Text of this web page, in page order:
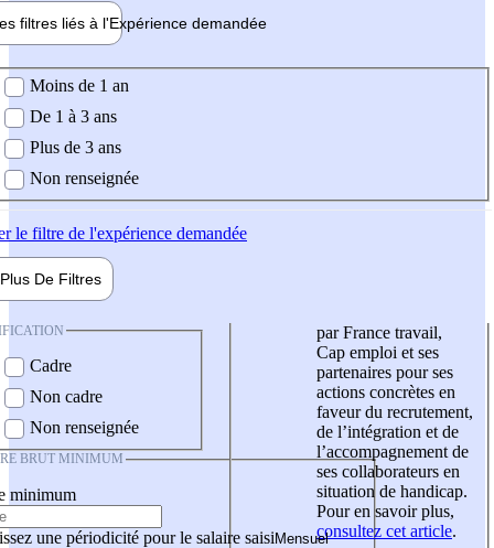
filtres liés à l'Expérience demandée
demandée
Moins de 1 an
De 1 à 3 ans
Plus de 3 ans
Non renseignée
le filtre de l'expérience demandée
Plus De Filtres
Cadre
Non cadre
Non renseignée
BRUT MINIMUM
minimum
une périodicité pour le salaire saisi
par France travail,
Cap emploi et ses
partenaires pour ses
actions concrètes en
faveur du recrutement,
de l’intégration et de
l’accompagnement de
ses collaborateurs en
situation de handicap.
Pour en savoir plus,
consultez cet article.